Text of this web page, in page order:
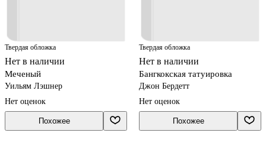
Твердая обложка
Нет в наличии
Меченый
Уильям Лэшнер
Нет оценок
Похожее
Твердая обложка
Нет в наличии
Бангкокская татуировка
Джон Бердетт
Нет оценок
Похожее